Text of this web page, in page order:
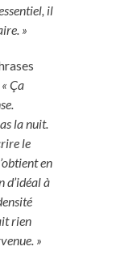
il
»
« Ça
la nuit.
le
en
d’idéal à
rien
»